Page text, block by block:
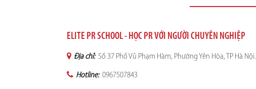
ELITE PR SCHOOL - HỌC PR VỚI NGƯỜI CHUYÊN NGHIỆP
Địa chỉ: Số 37 Phố Vũ Phạm Hàm, Phường Yên Hòa, TP Hà Nội.
Hotline: 0967507843